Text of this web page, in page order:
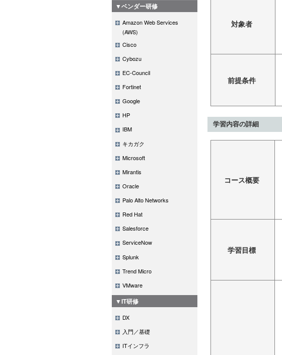
▼ベンダー研修
Amazon Web Services
(AWS)
Cisco
Cybozu
EC-Council
Fortinet
Google
HP
IBM
キカガク
Microsoft
Mirantis
Oracle
Palo Alto Networks
Red Hat
Salesforce
ServiceNow
Splunk
Trend Micro
VMware
▼IT研修
DX
入門／基礎
ITインフラ
対象者
前提条件
学習内容の詳細
コース概要
学習目標